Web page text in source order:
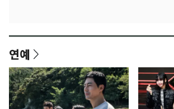
연예